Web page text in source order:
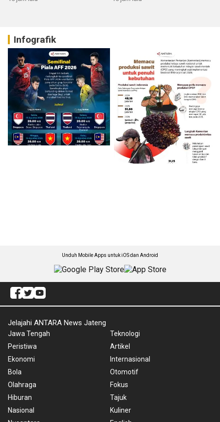
Infografik
Unduh Mobile Apps untuk iOS dan Android
Jelajahi ANTARA News Jateng
Jawa Tengah
Peristiwa
Ekonomi
Bola
Olahraga
Hiburan
Nasional
Teknologi
Artikel
Internasional
Otomotif
Fokus
Tajuk
Kuliner